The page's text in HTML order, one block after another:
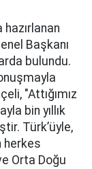
Başkanı
bulundu.
"Attığımız
bin yıllık
Türk’üyle,
herkes
Orta Doğu